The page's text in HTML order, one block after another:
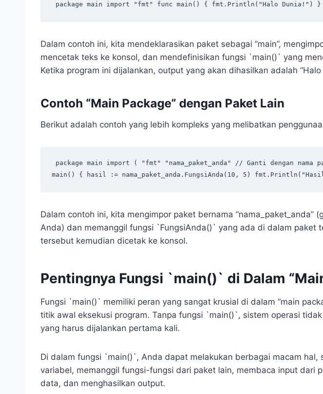
package main import "fmt" func main() { fmt.Println("Halo Dunia!") }
Dalam contoh ini, kita mendeklarasikan paket sebagai “main”,
mencetak teks ke konsol, dan mendefinisikan fungsi `main()` yang
Ketika program ini dijalankan, output yang akan dihasilkan adalah “Halo
Contoh “Main Package” dengan Paket Lain
Berikut adalah contoh yang lebih kompleks yang melibatkan
main() { hasil := nama_paket_anda.FungsiAnda(10, 5)
Dalam contoh ini, kita mengimpor paket bernama “nama_paket_anda”
Anda) dan memanggil fungsi `FungsiAnda()` yang ada di dalam paket
tersebut kemudian dicetak ke konsol.
Pentingnya Fungsi `main()` di Dalam
Fungsi `main()` memiliki peran yang sangat krusial di dalam “main
titik awal eksekusi program. Tanpa fungsi `main()`, sistem operasi
yang harus dijalankan pertama kali.
Di dalam fungsi `main()`, Anda dapat melakukan berbagai macam hal,
variabel, memanggil fungsi-fungsi dari paket lain, membaca input dari
data, dan menghasilkan output.